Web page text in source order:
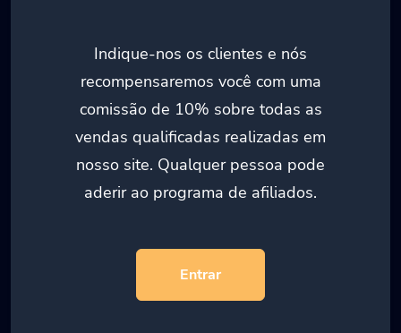
Indique-nos os clientes e nós
recompensaremos você com uma
comissão de 10% sobre todas as
vendas qualificadas realizadas em
nosso site. Qualquer pessoa pode
aderir ao programa de afiliados.
Entrar